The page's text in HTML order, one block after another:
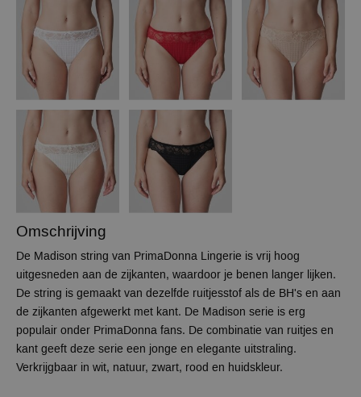
Omschrijving
De Madison string van PrimaDonna Lingerie is vrij hoog
uitgesneden aan de zijkanten, waardoor je benen langer lijken.
De string is gemaakt van dezelfde ruitjesstof als de BH's en aan
de zijkanten afgewerkt met kant. De Madison serie is erg
populair onder PrimaDonna fans. De combinatie van ruitjes en
kant geeft deze serie een jonge en elegante uitstraling.
Verkrijgbaar in wit, natuur, zwart, rood en huidskleur.